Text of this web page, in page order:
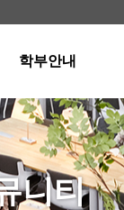
학부안내
경영학부소개
국제통상학부소개
입학안내
교과과정
니티